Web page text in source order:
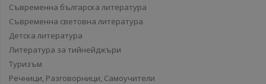
Съвременна българска литература
Съвременна световна литература
Детска литература
Литература за тийнейджъри
Туризъм
Речници, Разговорници, Самоучители